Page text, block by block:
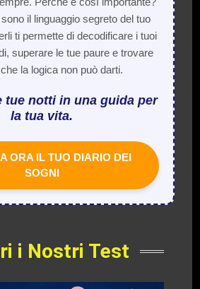
il linguaggio segreto del tuo
ti permette di decodificare i tuoi
superare le tue paure e trovare
la logica non può darti.
tue notti in una guida per
la tua vita.
ORA IL TUO DIARIO DEI
SOGNI
i Nostri Test